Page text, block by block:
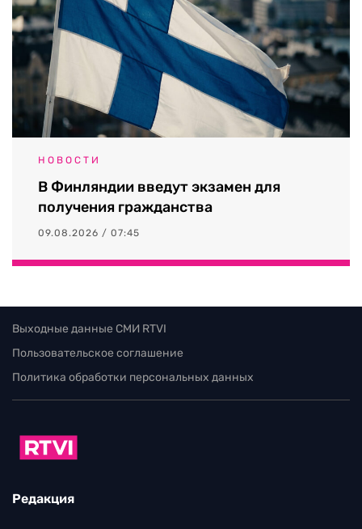
НОВОСТИ
В Финляндии введут экзамен для
получения гражданства
09.08.2026 / 07:45
Выходные данные СМИ RTVI
Пользовательское соглашение
Политика обработки персональных данных
Редакция